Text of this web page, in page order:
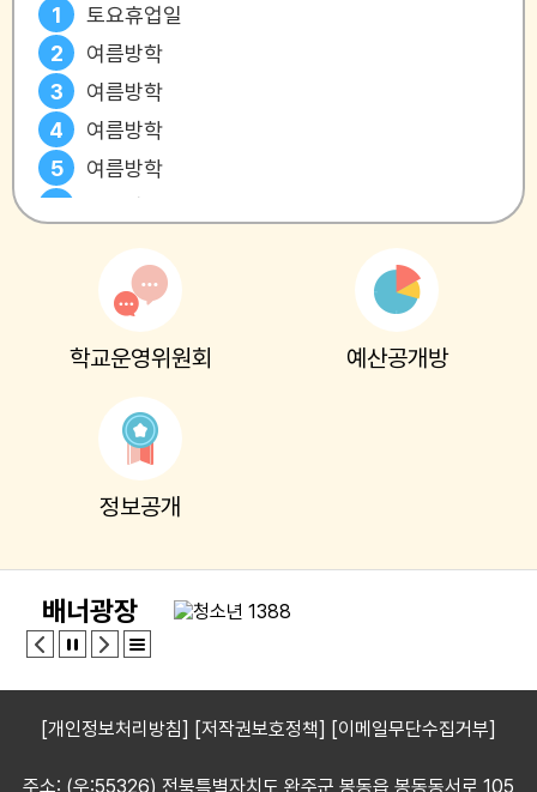
1
토요휴업일
2
여름방학
3
여름방학
4
여름방학
5
여름방학
6
여름방학
여름방학
여름방학
토요휴업일
여름방학
여름방학
여름방학
여름방학
여름방학
15
여름방학
15
광복절
17
대체공휴일
17
여름방학
학교운영위원회 예산공개방
정보공개
배너광장
[개인정보처리방침] [저작권보호정책] [이메일무단수집거부]
주소: (우:55326) 전북특별자치도 완주군 봉동읍 봉동동서로 105